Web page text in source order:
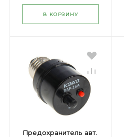
В КОРЗИНУ
Предохранитель авт.